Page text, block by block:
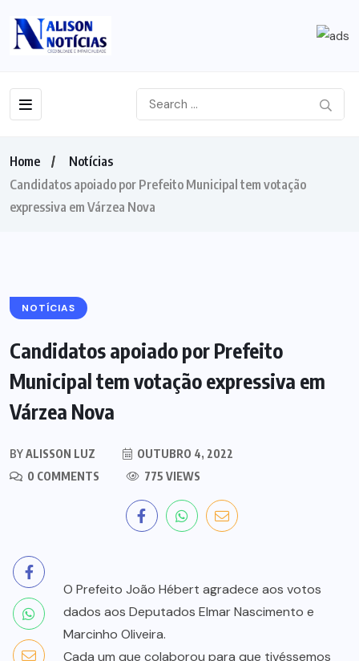
Home
Notícias
Candidatos apoiado por Prefeito Municipal tem votação
expressiva em Várzea Nova
NOTÍCIAS
Candidatos apoiado por Prefeito
Municipal tem votação expressiva em
Várzea Nova
BYALISSON LUZ
OUTUBRO 4, 2022
0 COMMENTS
775 VIEWS
O Prefeito João Hébert agradece aos votos
dados aos Deputados Elmar Nascimento e
Marcinho Oliveira.
Cada um que colaborou para que tivéssemos